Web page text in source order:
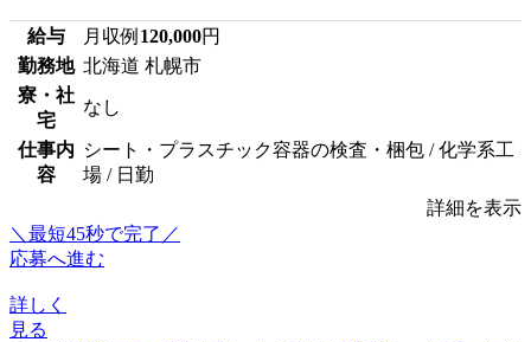
給与 月収例 120,000円
勤務地 北海道 札幌市
寮・社
宅
なし
仕事内
容
シート・プラスチック容器の検査・梱包 / 化学系工
場 / 日勤
詳細を表示
＼最短45秒で完了／
応募へ進む
詳しく
見る